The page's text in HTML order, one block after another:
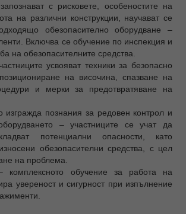
с рисковете, особеностите на
на различни конструкции, научават се
обезопасително оборудване –
Включва се обучение по инспекция и
на обезопасителните средства.
усвояват техники за безопасно
на височина, спазване на
и мерки за предотвратяване на
изгражда познания за редовен контрол и
– участниците се учат да
потенциални опасности, като
обезопасителни средства, с цел
на проблема.
комплексното обучение за работа на
увереност и сигурност при изпълнение